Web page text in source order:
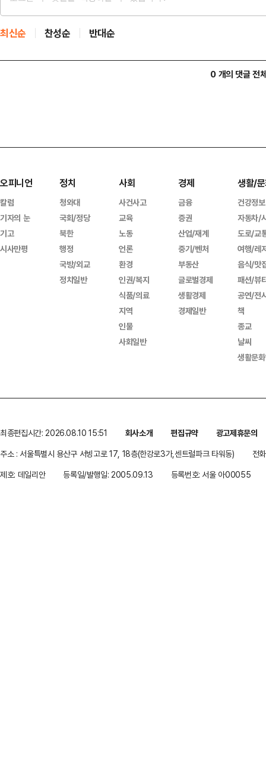
최신순 찬성순 반대순
0 개의 댓글 전
오피니언
칼럼
기자의 눈
기고
시사만평
정치
청와대
국회/정당
북한
행정
국방/외교
정치일반
사회
사건사고
교육
노동
언론
환경
인권/복지
식품/의료
지역
인물
사회일반
경제
금융
증권
산업/재계
중기/벤처
부동산
글로벌경제
생활경제
경제일반
생활/
건강정보
자동차/
도로/교
여행/레
음식/맛
패션/뷰
공연/전
책
종교
날씨
생활문
최종편집시간: 2026.08.10 15:51 회사소개 편집규약
광고제휴문의
주소 : 서울특별시 용산구 서빙고로 17, 18층(한강로3가,센트럴파크 타워동)
전
제호: 데일리안
등록일/발행일: 2005.09.13 등록번호: 서울 아00055